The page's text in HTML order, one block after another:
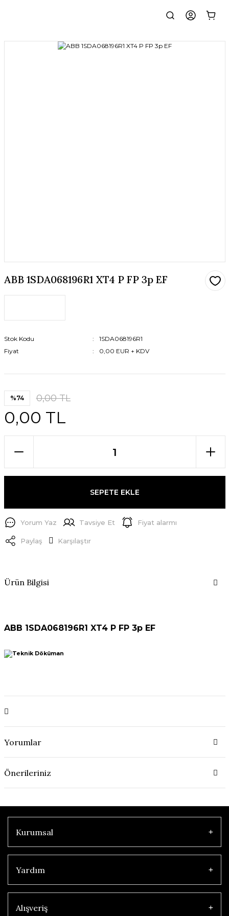
ABB 1SDA068196R1 XT4 P FP 3p EF
Stok Kodu
1SDA068196R1
Fiyat
0,00 EUR + KDV
%74 0,00 TL
0,00 TL
SEPETE EKLE
Yorum Yaz Tavsiye Et Fiyat alarmı
Paylaş Karşılaştır
Ürün Bilgisi
ABB 1SDA068196R1 XT4 P FP 3p EF
Yorumlar
Önerileriniz
Kurumsal
Yardım
Alışveriş